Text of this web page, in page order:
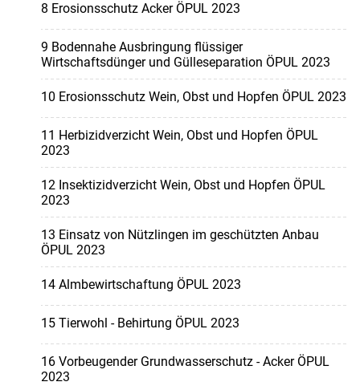
8 Erosionsschutz Acker ÖPUL 2023
9 Bodennahe Ausbringung flüssiger
Wirtschaftsdünger und Gülleseparation ÖPUL 2023
10 Erosionsschutz Wein, Obst und Hopfen ÖPUL 2023
11 Herbizidverzicht Wein, Obst und Hopfen ÖPUL
2023
12 Insektizidverzicht Wein, Obst und Hopfen ÖPUL
2023
13 Einsatz von Nützlingen im geschützten Anbau
ÖPUL 2023
14 Almbewirtschaftung ÖPUL 2023
15 Tierwohl - Behirtung ÖPUL 2023
16 Vorbeugender Grundwasserschutz - Acker ÖPUL
2023